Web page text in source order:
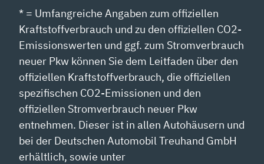
* = Umfangreiche Angaben zum offiziellen
Kraftstoffverbrauch und zu den offiziellen CO2-
Emissionswerten und ggf. zum Stromverbrauch
neuer Pkw können Sie dem Leitfaden über den
offiziellen Kraftstoffverbrauch, die offiziellen
spezifischen CO2-Emissionen und den
offiziellen Stromverbrauch neuer Pkw
entnehmen. Dieser ist in allen Autohäusern und
bei der Deutschen Automobil Treuhand GmbH
erhältlich, sowie unter